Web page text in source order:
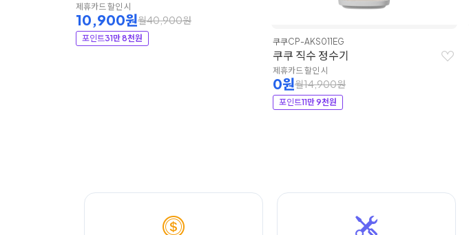
제휴카드 할인 시
10,900원월40,900원
포인트31만 8천원 쿠쿠CP-AKS011EG
쿠쿠 직수 정수기
제휴카드 할인 시
0원월14,900원
포인트11만 9천원